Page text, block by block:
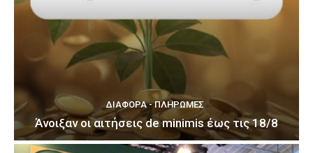
ΔΙΆΦΟΡΑ - ΠΛΗΡΩΜΈΣ
Άνοιξαν οι αιτήσεις de minimis έως τις 18/8